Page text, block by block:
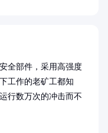
全部件，采用高强度
工作的老矿工都知
行数万次的冲击而不